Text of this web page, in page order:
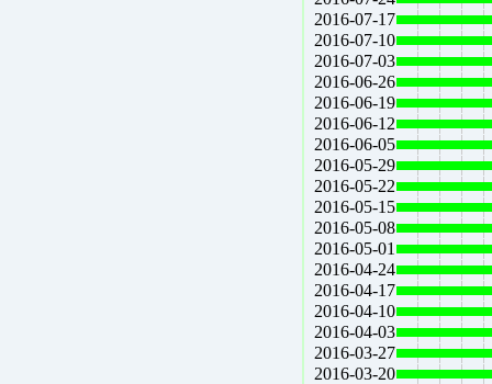
2016-07-17
2016-07-10
2016-07-03
2016-06-26
2016-06-19
2016-06-12
2016-06-05
2016-05-29
2016-05-22
2016-05-15
2016-05-08
2016-05-01
2016-04-24
2016-04-17
2016-04-10
2016-04-03
2016-03-27
2016-03-20